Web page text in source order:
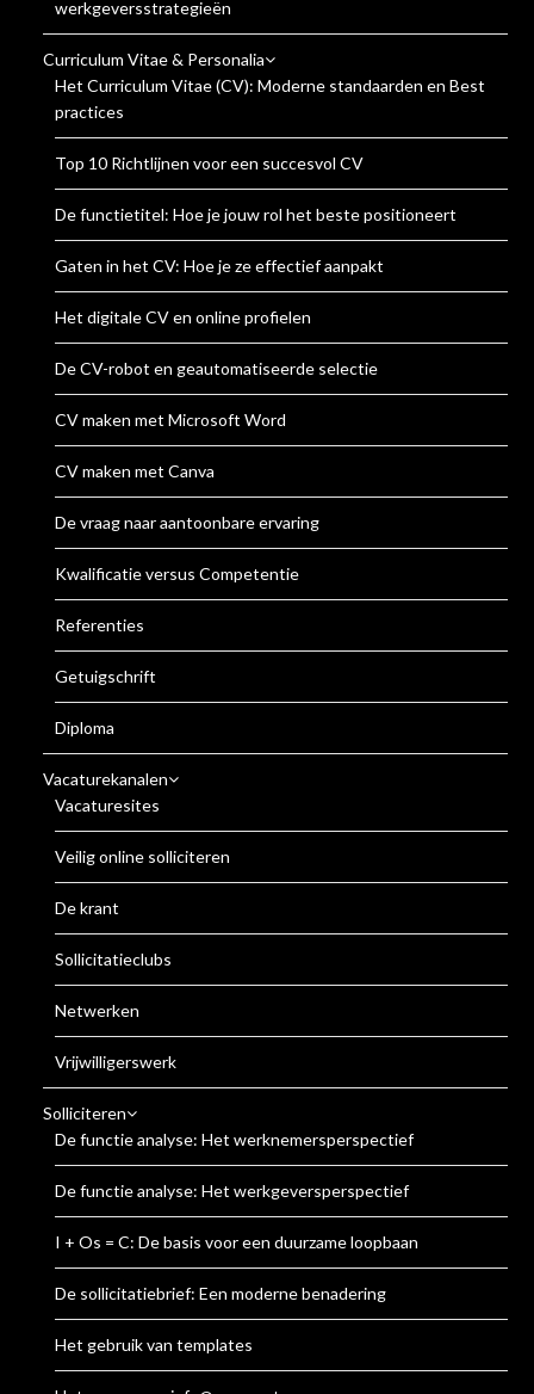
werkgeversstrategieën
Curriculum Vitae & Personalia
Het Curriculum Vitae (CV): Moderne standaarden en Best
practices
Top 10 Richtlijnen voor een succesvol CV
De functietitel: Hoe je jouw rol het beste positioneert
Gaten in het CV: Hoe je ze effectief aanpakt
Het digitale CV en online profielen
De CV-robot en geautomatiseerde selectie
CV maken met Microsoft Word
CV maken met Canva
De vraag naar aantoonbare ervaring
Kwalificatie versus Competentie
Referenties
Getuigschrift
Diploma
Vacaturekanalen
Vacaturesites
Veilig online solliciteren
De krant
Sollicitatieclubs
Netwerken
Vrijwilligerswerk
Solliciteren
De functie analyse: Het werknemersperspectief
De functie analyse: Het werkgeversperspectief
I + Os = C: De basis voor een duurzame loopbaan
De sollicitatiebrief: Een moderne benadering
Het gebruik van templates